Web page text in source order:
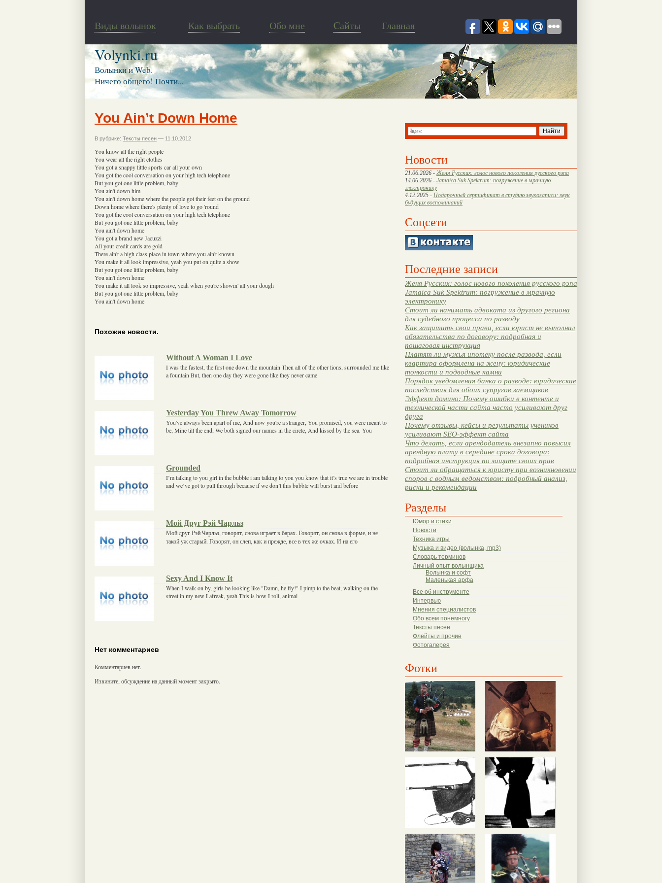
Виды волынок Как выбрать Обо мне Cайты Главная
Volynki.ru
Волынки и Web.
Ничего общего! Почти...
Новости
21.06.2026 - Женя Русских: голос нового поколения русского рэпа
14.06.2026 - Jamaica Suk Spektrum: погружение в мрачную
электронику
4.12.2025 - Подарочный сертификат в студию звукозаписи: звук
будущих воспоминаний
Соцсети
Последние записи
Женя Русских: голос нового поколения русского рэпа
Jamaica Suk Spektrum: погружение в мрачную
электронику
Стоит ли нанимать адвоката из другого региона
для судебного процесса по разводу
Как защитить свои права, если юрист не выполнил
обязательства по договору: подробная и
пошаговая инструкция
Платят ли мужья ипотеку после развода, если
квартира оформлена на жену: юридические
тонкости и подводные камни
Порядок уведомления банка о разводе: юридические
последствия для обоих супругов заемщиков
Эффект домино: Почему ошибки в контенте и
технической части сайта часто усиливают друг
друга
Почему отзывы, кейсы и результаты учеников
усиливают SEO-эффект сайта
Что делать, если арендодатель внезапно повысил
арендную плату в середине срока договора:
подробная инструкция по защите своих прав
Стоит ли обращаться к юристу при возникновении
споров с водным ведомством: подробный анализ,
риски и рекомендации
Разделы
Юмор и стихи
Новости
Техника игры
Музыка и видео (волынка, mp3)
Словарь терминов
Личный опыт волынщика
Волынка и софт
Маленькая арфа
Все об инструменте
Интервью
Мнения специалистов
Обо всем понемногу
Тексты песен
Флейты и прочие
Фотогалерея
Фотки
You Ain’t Down Home
В рубрике: Тексты песен — 11.10.2012
You know all the right people
You wear all the right clothes
You got a snappy little sports car all your own
You got the cool conversation on your high tech telephone
But you got one little problem, baby
You ain't down him
You ain't down home where the people got their feet on the ground
Down home where there's plenty of love to go 'round
You got the cool conversation on your high tech telephone
But you got one little problem, baby
You ain't down home
You got a brand new Jacuzzi
All your credit cards are gold
There ain't a high class place in town where you ain't known
You make it all look impressive, yeah you put on quite a show
But you got one little problem, baby
You ain't down home
You make it all look so impressive, yeah when you're showin' all your dough
But you got one little problem, baby
You ain't down home
Похожие новости.
Without A Woman I Love
I was the fastest, the first one down the mountain Then all of the other lions, surrounded me like
a fountain But, then one day they were gone like they never came
Yesterday You Threw Away Tomorrow
You've always been apart of me, And now you're a stranger, You promised, you were meant to
be, Mine till the end, We both signed our names in the circle, And kissed by the sea. You
Grounded
I’m talking to you girl in the bubble i am talking to you you know that it’s true we are in trouble
and we‘ve got to pull through because if we don’t this bubble will burst and before
Мой Друг Рэй Чарльз
Мой друг Рэй Чарльз, говорят, снова играет в барах. Говорят, он снова в форме, и не
такой уж старый. Говорят, он слеп, как и прежде, все в тех же очках. И на его
Sexy And I Know It
When I walk on by, girls be looking like "Damn, he fly!" I pimp to the beat, walking on the
street in my new Lafreak, yeah This is how I roll, animal
Нет комментариев
Комментариев нет.
Извините, обсуждение на данный момент закрыто.